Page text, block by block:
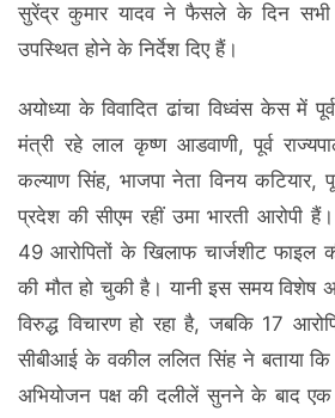
सुरेंद्र कुमार यादव ने फैसले के दिन सभी
उपस्थित होने के निर्देश दिए हैं।
अयोध्या के विवादित ढांचा विध्वंस केस में
मंत्री रहे लाल कृष्ण आडवाणी, पूर्व
कल्याण सिंह, भाजपा नेता विनय कटियार,
प्रदेश की सीएम रहीं उमा भारती आरोपी
49 आरोपितों के खिलाफ चार्जशीट फाइल
की मौत हो चुकी है। यानी इस समय विशेष
विरुद्ध विचारण हो रहा है, जबकि 17
सीबीआई के वकील ललित सिंह ने बताया
अभियोजन पक्ष की दलीलें सुनने के बाद